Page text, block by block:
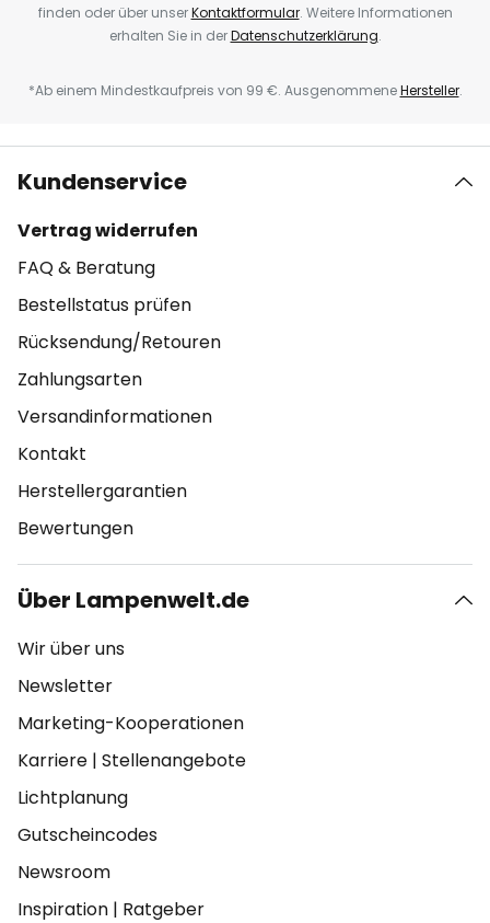
finden oder über unserKontaktformular. Weitere Informationen
erhalten Sie in derDatenschutzerklärung.
*Ab einem Mindestkaufpreis von 99 €. AusgenommeneHersteller.
Kundenservice
Vertrag widerrufen
FAQ & Beratung
Bestellstatus prüfen
Rücksendung/Retouren
Zahlungsarten
Versandinformationen
Kontakt
Herstellergarantien
Bewertungen
Über Lampenwelt.de
Wir über uns
Newsletter
Marketing-Kooperationen
Karriere | Stellenangebote
Lichtplanung
Gutscheincodes
Newsroom
Inspiration | Ratgeber